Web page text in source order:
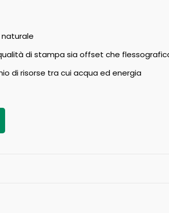
di stampa sia offset che
di risorse tra cui acqua ed energia